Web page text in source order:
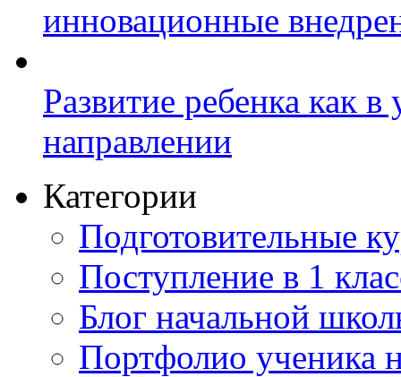
инновационные
Развитие ребенка как
направлении
Категории
Подготовительные
Поступление в 1
Блог начальной
Портфолио ученика